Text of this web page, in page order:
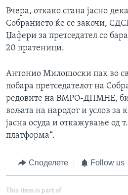
Вчера, откако стана јасно
Собранието ќе се закочи,
Џафери за претседател со
20 пратеници.
Антонио Милошоски пак во
побара претседателот на
редовите на ВМРО-ДПМНЕ,
вољата на народот и услов за
јасна осуда и откажување од
платформа“.
Споделете Follow us
This item is part of